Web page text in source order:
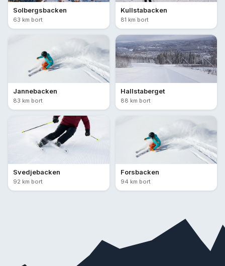
Solbergsbacken
63 km bort
Kullstabacken
81 km bort
Jannebacken
83 km bort
Hallstaberget
88 km bort
Svedjebacken
92 km bort
Forsbacken
94 km bort